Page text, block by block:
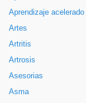
Aprendizaje acelerado
Artes
Artritis
Artrosis
Asesorias
Asma